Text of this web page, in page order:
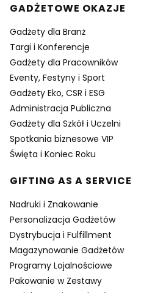
GADŻETOWE OKAZJE
Gadżety dla Branż
Targi i Konferencje
Gadżety dla Pracowników
Eventy, Festyny i Sport
Gadżety Eko, CSR i ESG
Administracja Publiczna
Gadżety dla Szkół i Uczelni
Spotkania biznesowe VIP
Święta i Koniec Roku
GIFTING AS A SERVICE
Nadruki i Znakowanie
Personalizacja Gadżetów
Dystrybucja i Fulfillment
Magazynowanie Gadżetów
Programy Lojalnościowe
Pakowanie w Zestawy